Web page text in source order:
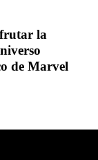
la
de Marvel